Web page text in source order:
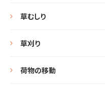
草むしり
草刈り
荷物の移動